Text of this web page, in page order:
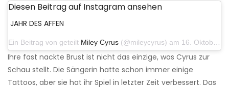
Diesen Beitrag auf Instagram ansehen
JAHR DES AFFEN
Ein Beitrag von geteilt Miley Cyrus (@mileycyrus) am 16. Oktober 2019 um 19:04 Uhr PDT
Ihre fast nackte Brust ist nicht das einzige, was Cyrus zur
Schau stellt. Die Sängerin hatte schon immer einige
Tattoos, aber sie hat ihr Spiel in letzter Zeit verbessert. Das